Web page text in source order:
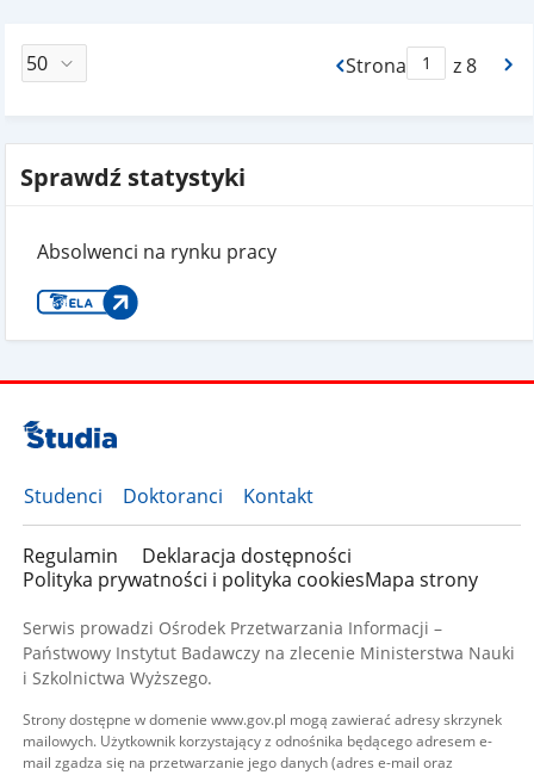
Strona
Max Stronaz 8
Sprawdź statystyki
Absolwenci na rynku pracy
Studenci Doktoranci Kontakt
Regulamin
Deklaracja dostępności
Polityka prywatności i polityka cookiesMapa strony
Serwis prowadzi Ośrodek Przetwarzania Informacji –
Państwowy Instytut Badawczy na zlecenie Ministerstwa Nauki
i Szkolnictwa Wyższego.
Strony dostępne w domenie www.gov.pl mogą zawierać adresy skrzynek
mailowych. Użytkownik korzystający z odnośnika będącego adresem e-
mail zgadza się na przetwarzanie jego danych (adres e-mail oraz